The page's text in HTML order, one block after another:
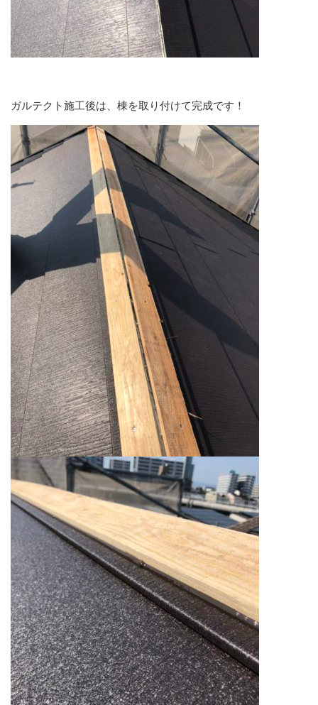
ガルテクト施工後は、棟を取り付けて完成です！